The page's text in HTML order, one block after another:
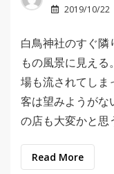
2019/10/22
白鳥神社のすぐ隣
もの風景に見え
場も流されてしま
客は望みようがな
の店も大変かと思
Read More